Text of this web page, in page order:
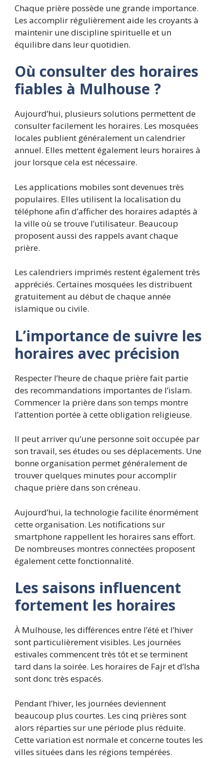
Chaque prière possède une grande importance.
Les accomplir régulièrement aide les croyants à
maintenir une discipline spirituelle et un
équilibre dans leur quotidien.
Où consulter des horaires
fiables à Mulhouse ?
Aujourd’hui, plusieurs solutions permettent de
consulter facilement les horaires. Les mosquées
locales publient généralement un calendrier
annuel. Elles mettent également leurs horaires à
jour lorsque cela est nécessaire.
Les applications mobiles sont devenues très
populaires. Elles utilisent la localisation du
téléphone afin d’afficher des horaires adaptés à
la ville où se trouve l’utilisateur. Beaucoup
proposent aussi des rappels avant chaque
prière.
Les calendriers imprimés restent également très
appréciés. Certaines mosquées les distribuent
gratuitement au début de chaque année
islamique ou civile.
L’importance de suivre les
horaires avec précision
Respecter l’heure de chaque prière fait partie
des recommandations importantes de l’islam.
Commencer la prière dans son temps montre
l’attention portée à cette obligation religieuse.
Il peut arriver qu’une personne soit occupée par
son travail, ses études ou ses déplacements. Une
bonne organisation permet généralement de
trouver quelques minutes pour accomplir
chaque prière dans son créneau.
Aujourd’hui, la technologie facilite énormément
cette organisation. Les notifications sur
smartphone rappellent les horaires sans effort.
De nombreuses montres connectées proposent
également cette fonctionnalité.
Les saisons influencent
fortement les horaires
À Mulhouse, les différences entre l’été et l’hiver
sont particulièrement visibles. Les journées
estivales commencent très tôt et se terminent
tard dans la soirée. Les horaires de Fajr et d’Isha
sont donc très espacés.
Pendant l’hiver, les journées deviennent
beaucoup plus courtes. Les cinq prières sont
alors réparties sur une période plus réduite.
Cette variation est normale et concerne toutes les
villes situées dans les régions tempérées.